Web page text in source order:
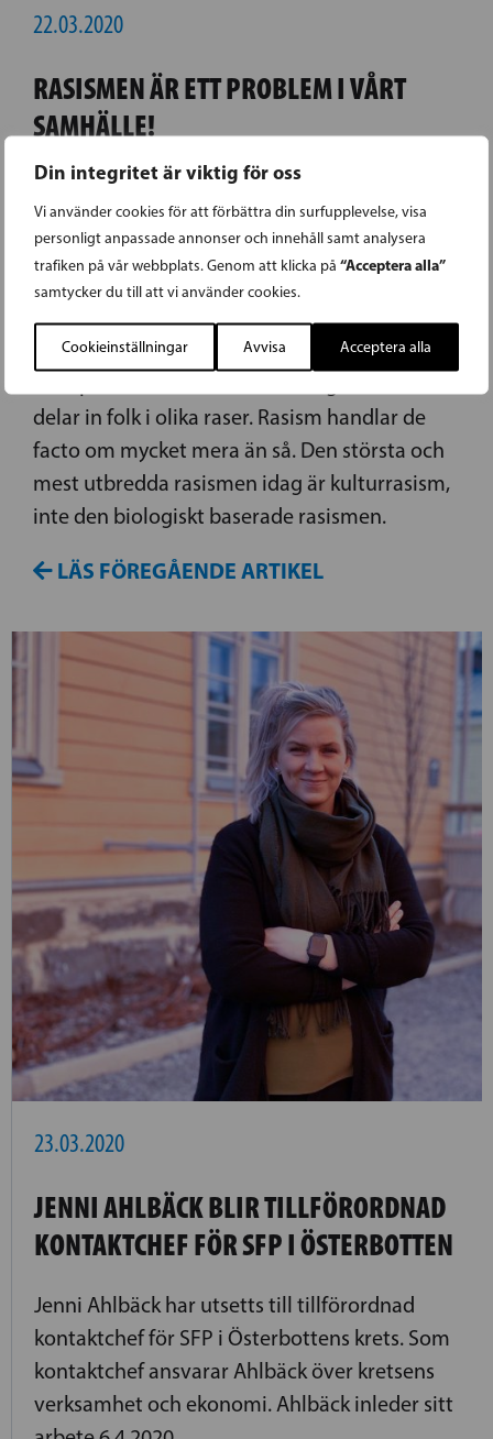
Din integritet är viktig för oss
Vi använder cookies för att förbättra din surfupplevelse, visa
personligt anpassade annonser och innehåll samt analysera
trafiken på vår webbplats. Genom att klicka på “Acceptera alla”
samtycker du till att vi använder cookies.
Cookieinställningar Avvisa Acceptera alla
22.03.2020
RASISMEN ÄR ETT PROBLEM I VÅRT
SAMHÄLLE!
Den här tiden varje år uppmärksammas
veckan mot rasism i Finland. Även fast detta är
ett välbehövligt och viktigt initiativ är det
viktigt att komma ihåg att rasism är en verklig
vardagssituation för många. När man pratar
om ordet rasism tror många människor att
delar in folk i olika raser. Rasism handlar de
facto om mycket mera än så. Den största och
mest utbredda rasismen idag är kulturrasism,
inte den biologiskt baserade rasismen.
LÄS FÖREGÅENDE ARTIKEL
23.03.2020
JENNI AHLBÄCK BLIR TILLFÖRORDNAD
KONTAKTCHEF FÖR SFP I ÖSTERBOTTEN
Jenni Ahlbäck har utsetts till tillförordnad
kontaktchef för SFP i Österbottens krets. Som
kontaktchef ansvarar Ahlbäck över kretsens
verksamhet och ekonomi. Ahlbäck inleder sitt